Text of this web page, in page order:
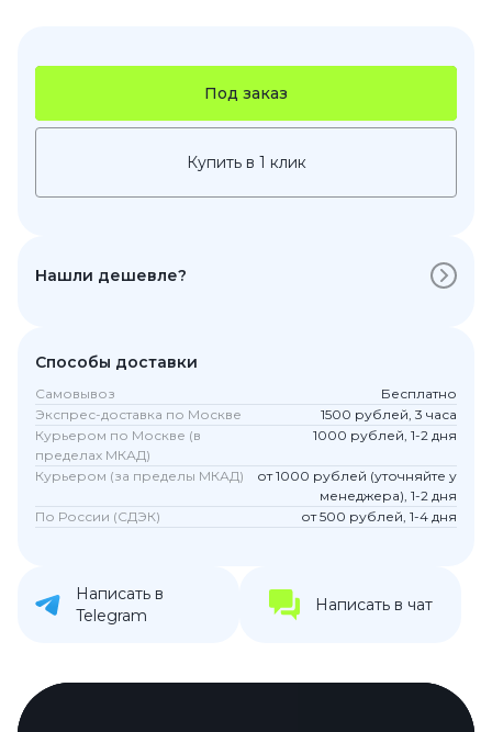
Под заказ
Купить в 1 клик
Нашли дешевле?
Способы доставки
Самовывоз
Бесплатно
Экспрес-доставка по Москве
1500 рублей, 3 часа
Курьером по Москве (в
пределах МКАД)
1000 рублей, 1-2 дня
Курьером (за пределы МКАД)
от 1000 рублей (уточняйте у
менеджера), 1-2 дня
По России (СДЭК)
от 500 рублей, 1-4 дня
Написать в
Telegram
Написать в чат